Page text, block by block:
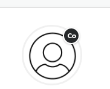
Co